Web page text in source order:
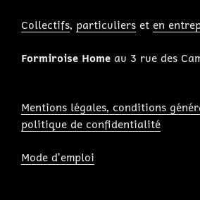
Collectifs, particuliers et en
Formiroise Home au 3 rue des
Mentions légales, conditions
politique de confidentialité
Mode d’emploi